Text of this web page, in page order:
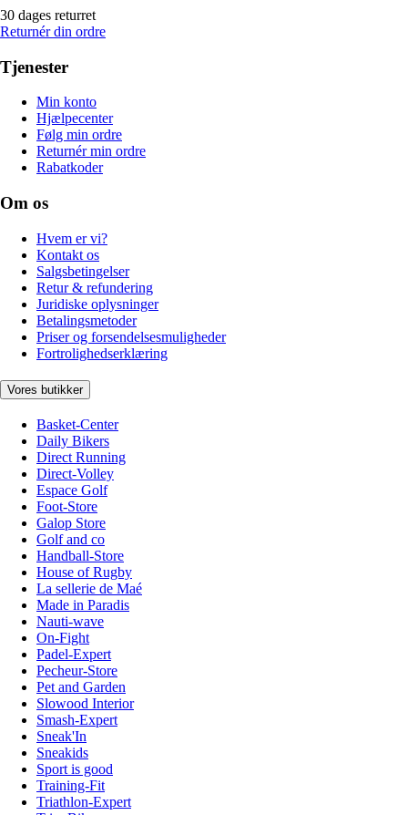
30 dages returret
Returnér din ordre
Tjenester
Min konto
Hjælpecenter
Følg min ordre
Returnér min ordre
Rabatkoder
Om os
Hvem er vi?
Kontakt os
Salgsbetingelser
Retur & refundering
Juridiske oplysninger
Betalingsmetoder
Priser og forsendelsesmuligheder
Fortrolighedserklæring
Vores butikker
Basket-Center
Daily Bikers
Direct Running
Direct-Volley
Espace Golf
Foot-Store
Galop Store
Golf and co
Handball-Store
House of Rugby
La sellerie de Maé
Made in Paradis
Nauti-wave
On-Fight
Padel-Expert
Pecheur-Store
Pet and Garden
Slowood Interior
Smash-Expert
Sneak'In
Sneakids
Sport is good
Training-Fit
Triathlon-Expert